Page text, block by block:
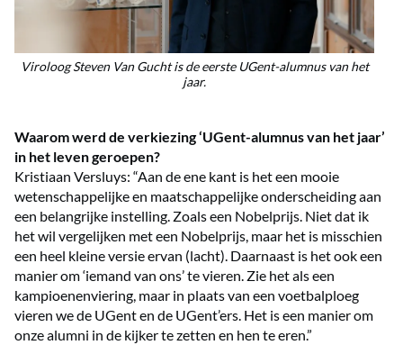
Viroloog Steven Van Gucht is de eerste UGent-alumnus van het
jaar.
Waarom werd de verkiezing ‘UGent-alumnus van het jaar’
in het leven geroepen?
Kristiaan Versluys: “Aan de ene kant is het een mooie
wetenschappelijke en maatschappelijke onderscheiding aan
een belangrijke instelling. Zoals een Nobelprijs. Niet dat ik
het wil vergelijken met een Nobelprijs, maar het is misschien
een heel kleine versie ervan (lacht). Daarnaast is het ook een
manier om ‘iemand van ons’ te vieren. Zie het als een
kampioenenviering, maar in plaats van een voetbalploeg
vieren we de UGent en de UGent’ers. Het is een manier om
onze alumni in de kijker te zetten en hen te eren.”